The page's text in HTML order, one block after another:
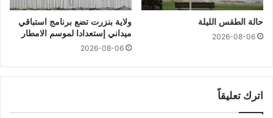
حالة الطقس الليلة
2026-08-06
ولاية بنزرت تضع برنامج استباقي
ميداني إستعدادا لموسم الامطار
2026-08-06
اترك تعليقاً